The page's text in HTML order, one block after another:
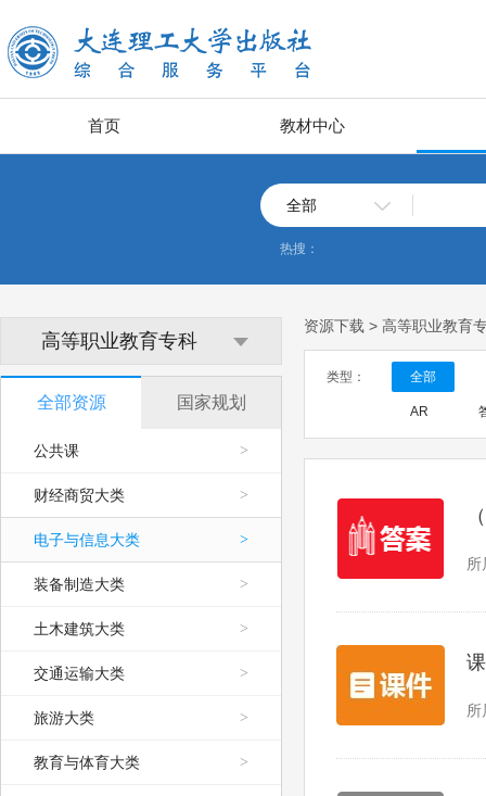
首页 教材中心
全部
热搜：
高等职业教育专科
全部资源
公共课 >
财经商贸大类 >
电子与信息大类 >
装备制造大类 >
土木建筑大类 >
交通运输大类 >
旅游大类 >
教育与体育大类 >
国家规划
资源下载 > 高等职业教育
类型： 全部
AR
所
所